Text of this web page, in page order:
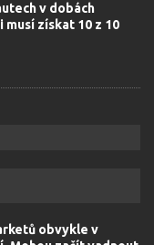
v dobách
získat 10 z 10
obvykle v